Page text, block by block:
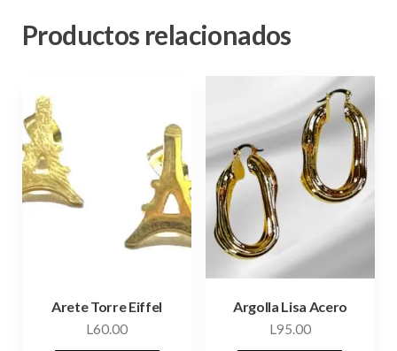
Productos relacionados
Arete Torre Eiffel
L60.00
Argolla Lisa Acero
L 95.00